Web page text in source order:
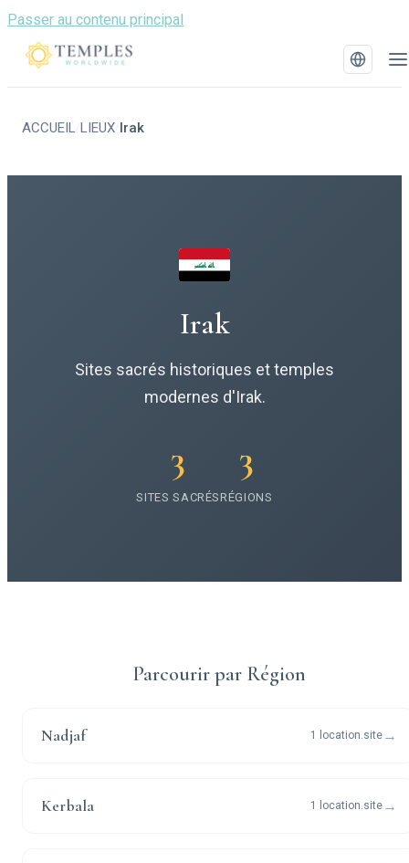
Passer au contenu principal
ACCUEIL /LIEUX/ Irak
Irak
Sites sacrés historiques et temples
modernes d'Irak.
3
SITES SACRÉS
3
RÉGIONS
Parcourir par Région
Nadjaf 1 location.site →
Kerbala 1 location.site →